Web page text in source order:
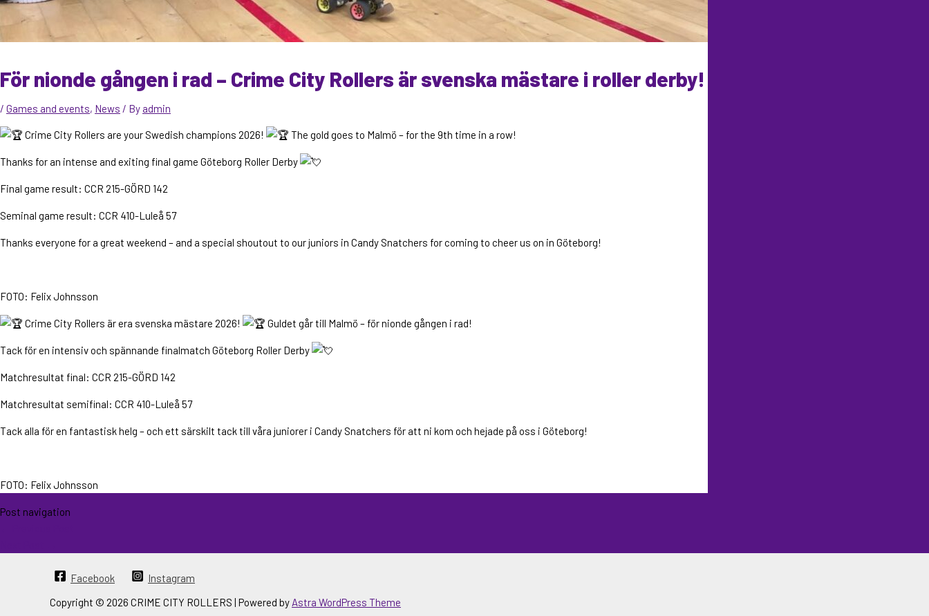
För nionde gången i rad – Crime City Rollers är svenska mästare i roller derby!
/ Games and events, News / By admin
Crime City Rollers are your Swedish champions 2026! The gold goes to Malmö – for the 9th time in a row!
Thanks for an intense and exiting final game Göteborg Roller Derby
Final game result: CCR 215-GÖRD 142
Seminal game result: CCR 410-Luleå 57
Thanks everyone for a great weekend – and a special shoutout to our juniors in Candy Snatchers for coming to cheer us on in Göteborg!
FOTO: Felix Johnsson
Crime City Rollers är era svenska mästare 2026! Guldet går till Malmö – för nionde gången i rad!
Tack för en intensiv och spännande finalmatch Göteborg Roller Derby
Matchresultat final: CCR 215-GÖRD 142
Matchresultat semifinal: CCR 410-Luleå 57
Tack alla för en fantastisk helg – och ett särskilt tack till våra juniorer i Candy Snatchers för att ni kom och hejade på oss i Göteborg!
FOTO: Felix Johnsson
Post navigation
Facebook
Instagram
Copyright © 2026 CRIME CITY ROLLERS | Powered by Astra WordPress Theme